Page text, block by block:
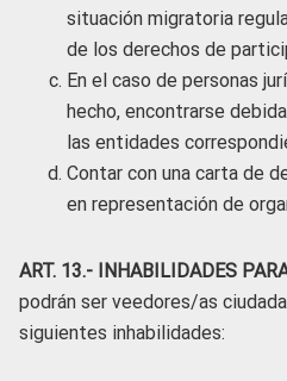
situación migratoria
de los derechos de
En el caso de personas
hecho, encontrarse
las entidades
Contar con una carta de
en representación de
ART. 13.- INHABILIDADES
podrán ser veedores/as
siguientes inhabilidades: